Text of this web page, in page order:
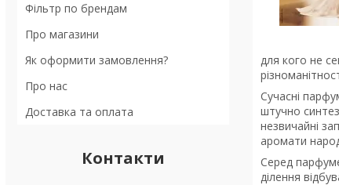
Фільтр по брендам
Про магазини
Як оформити замовлення?
Про нас
Доставка та оплата
Контакти
для кого не
Сучасні
штучно
незвичайні
аромати
Серед
ділення